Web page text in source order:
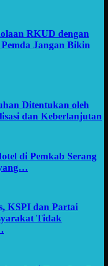
RKUD dengan
Jangan Bikin
Ditentukan oleh
dan Keberlanjutan
di Pemkab Serang
KSPI dan Partai
Tidak